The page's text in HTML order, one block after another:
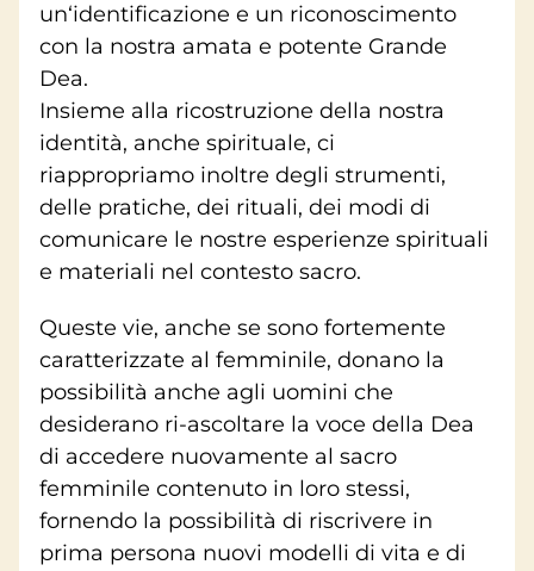
un‘identificazione e un riconoscimento
con la nostra amata e potente Grande
Dea.
Insieme alla ricostruzione della nostra
identità, anche spirituale, ci
riappropriamo inoltre degli strumenti,
delle pratiche, dei rituali, dei modi di
comunicare le nostre esperienze spirituali
e materiali nel contesto sacro.
Queste vie, anche se sono fortemente
caratterizzate al femminile, donano la
possibilità anche agli uomini che
desiderano ri-ascoltare la voce della Dea
di accedere nuovamente al sacro
femminile contenuto in loro stessi,
fornendo la possibilità di riscrivere in
prima persona nuovi modelli di vita e di